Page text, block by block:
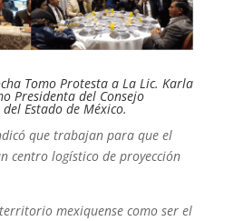
Tomo Protesta a La Lic. Karla
Presidenta del Consejo
Estado de México.
que trabajan para que el
centro logístico de proyección
mexiquense como ser el